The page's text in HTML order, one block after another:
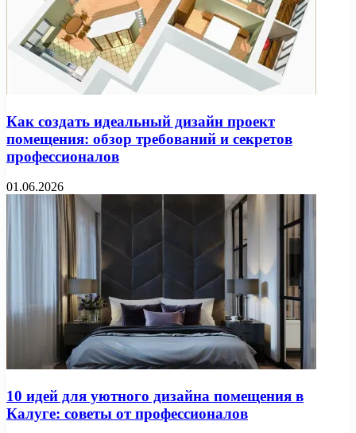
Как создать идеальный дизайн проект
помещения: обзор требований и секретов
профессионалов
01.06.2026
10 идей для уютного дизайна помещения в
Калуге: советы от профессионалов